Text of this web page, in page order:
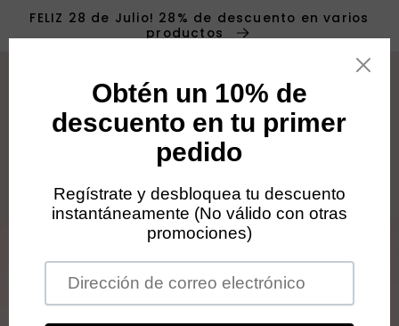
directamente
al contenido
FELIZ 28 de Julio! 28% de descuento en varios
productos